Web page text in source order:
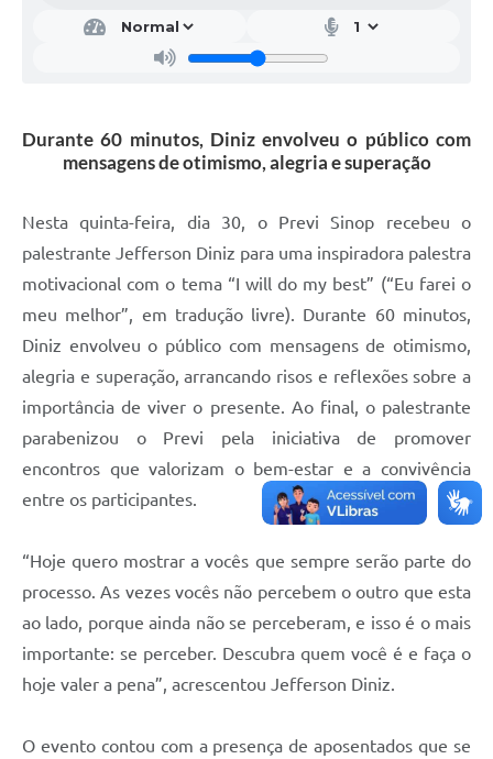
Durante 60 minutos, Diniz envolveu o público com
mensagens de otimismo, alegria e superação
Nesta quinta-feira, dia 30, o Previ Sinop recebeu o
palestrante Jefferson Diniz para uma inspiradora palestra
motivacional com o tema “I will do my best” (“Eu farei o
meu melhor”, em tradução livre). Durante 60 minutos,
Diniz envolveu o público com mensagens de otimismo,
alegria e superação, arrancando risos e reflexões sobre a
importância de viver o presente. Ao final, o palestrante
parabenizou o Previ pela iniciativa de promover
encontros que valorizam o bem-estar e a convivência
entre os participantes.
“Hoje quero mostrar a vocês que sempre serão parte do
processo. As vezes vocês não percebem o outro que esta
ao lado, porque ainda não se perceberam, e isso é o mais
importante: se perceber. Descubra quem você é e faça o
hoje valer a pena”, acrescentou Jefferson Diniz.
O evento contou com a presença de aposentados que se